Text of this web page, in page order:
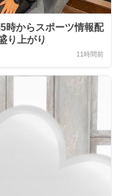
時からスポーツ情報配
り上がり
11時間前